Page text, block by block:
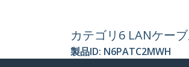
カテゴリ6 LANケー
製品ID: N6PATC2MWH